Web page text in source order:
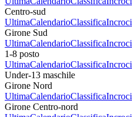
Centro-sud
UltimaCalendarioClassificaIncroci
Girone Sud
UltimaCalendarioClassificaIncroci
1-8 posto
UltimaCalendarioClassificaIncroci
Under-13 maschile
Girone Nord
UltimaCalendarioClassificaIncroci
Girone Centro-nord